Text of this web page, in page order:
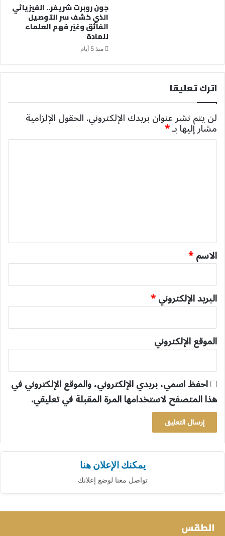
جون روبرت شريفر.. الفيزيائي
الذي كشف سر التوصيل
الفائق وغيّر فهم العلماء
للمادة
منذ 5 أيام
اترك تعليقاً
لن يتم نشر عنوان بريدك الإلكتروني.الحقول الإلزامية
مشار إليها بـ*
ق
*
الاسم*
البريد الإلكتروني*
الموقع الإلكتروني
احفظ اسمي، بريدي الإلكتروني، والموقع الإلكتروني في
هذا المتصفح لاستخدامها المرة المقبلة في تعليقي.
يمكنك الإعلان هنا
تواصل معنا لوضع إعلانك
الطقس